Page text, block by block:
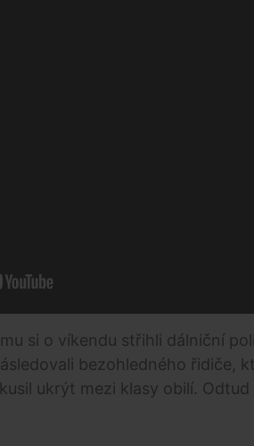
si o víkendu střihli dálniční
bezohledného řidiče,
ukrýt mezi klasy obilí. Odtud